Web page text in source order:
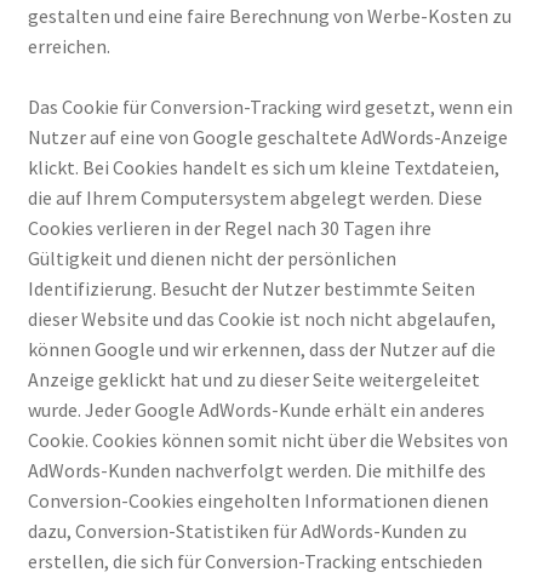
gestalten und eine faire Berechnung von Werbe-Kosten zu
erreichen.
Das Cookie für Conversion-Tracking wird gesetzt, wenn ein
Nutzer auf eine von Google geschaltete AdWords-Anzeige
klickt. Bei Cookies handelt es sich um kleine Textdateien,
die auf Ihrem Computersystem abgelegt werden. Diese
Cookies verlieren in der Regel nach 30 Tagen ihre
Gültigkeit und dienen nicht der persönlichen
Identifizierung. Besucht der Nutzer bestimmte Seiten
dieser Website und das Cookie ist noch nicht abgelaufen,
können Google und wir erkennen, dass der Nutzer auf die
Anzeige geklickt hat und zu dieser Seite weitergeleitet
wurde. Jeder Google AdWords-Kunde erhält ein anderes
Cookie. Cookies können somit nicht über die Websites von
AdWords-Kunden nachverfolgt werden. Die mithilfe des
Conversion-Cookies eingeholten Informationen dienen
dazu, Conversion-Statistiken für AdWords-Kunden zu
erstellen, die sich für Conversion-Tracking entschieden